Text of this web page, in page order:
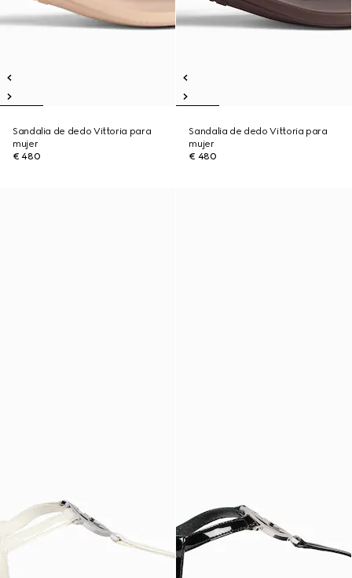
Sandalia de dedo Vittoria para
mujer
€ 480
Sandalia de dedo Vittoria para
mujer
€ 480